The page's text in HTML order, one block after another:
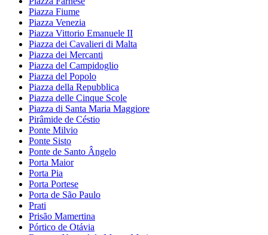
Piazza Fiume
Piazza Venezia
Piazza Vittorio Emanuele II
Piazza dei Cavalieri di Malta
Piazza dei Mercanti
Piazza del Campidoglio
Piazza del Popolo
Piazza della Repubblica
Piazza delle Cinque Scole
Piazza di Santa Maria Maggiore
Pirâmide de Céstio
Ponte Milvio
Ponte Sisto
Ponte de Santo Ângelo
Porta Maior
Porta Pia
Porta Portese
Porta de São Paulo
Prati
Prisão Mamertina
Pórtico de Otávia